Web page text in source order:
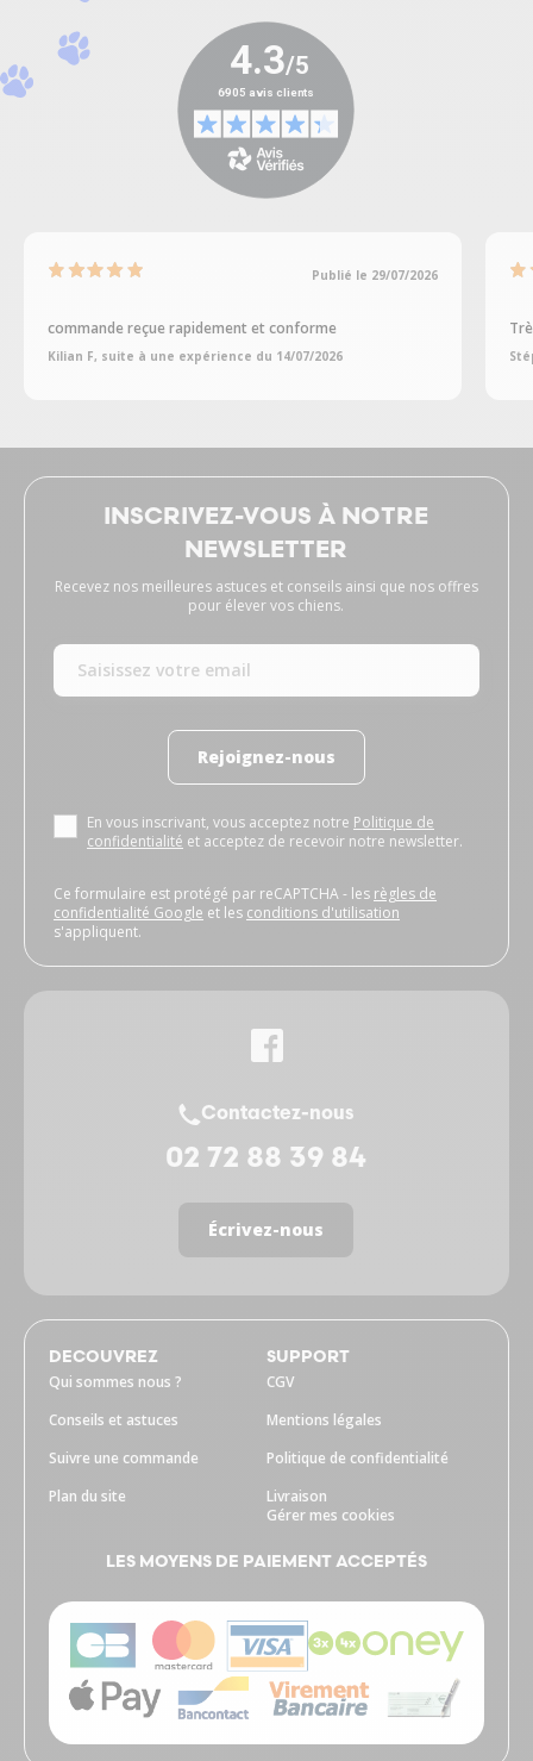
Publié le 29/07/2026
commande reçue rapidement et conforme
Kilian F, suite à une expérience du 14/07/2026
INSCRIVEZ-VOUS À NOTRE
NEWSLETTER
Recevez nos meilleures astuces et conseils ainsi que nos offres
pour élever vos chiens.
Rejoignez-nous
En vous inscrivant, vous acceptez notre Politique de
confidentialité et acceptez de recevoir notre newsletter.
Ce formulaire est protégé par reCAPTCHA - les règles de
confidentialité Google et les conditions d'utilisation
s'appliquent.
Contactez-nous
02 72 88 39 84
Écrivez-nous
DECOUVREZ
Qui sommes nous ?
Conseils et astuces
Suivre une commande
Plan du site
SUPPORT
CGV
Mentions légales
Politique de confidentialité
Livraison
Gérer mes cookies
LES MOYENS DE PAIEMENT ACCEPTÉS